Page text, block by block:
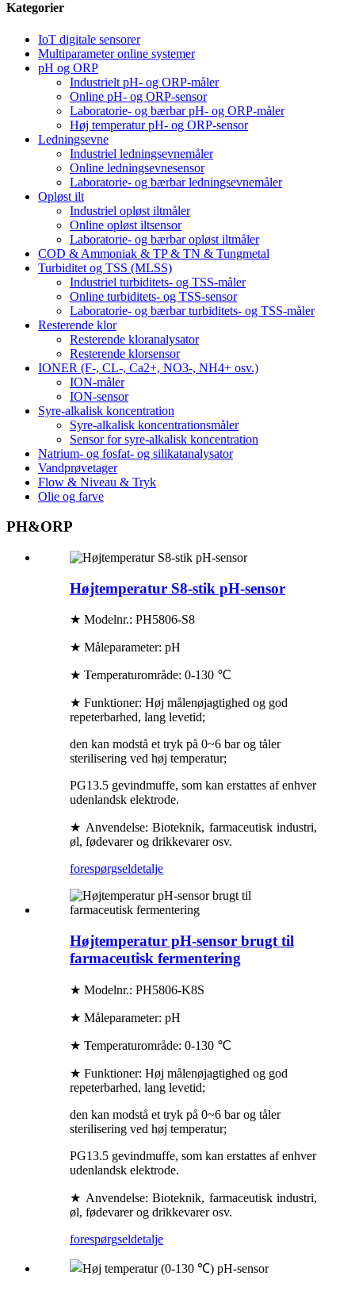
Kategorier
IoT digitale sensorer
Multiparameter online systemer
pH og ORP
Industrielt pH- og ORP-måler
Online pH- og ORP-sensor
Laboratorie- og bærbar pH- og ORP-måler
Høj temperatur pH- og ORP-sensor
Ledningsevne
Industriel ledningsevnemåler
Online ledningsevnesensor
Laboratorie- og bærbar ledningsevnemåler
Opløst ilt
Industriel opløst iltmåler
Online opløst iltsensor
Laboratorie- og bærbar opløst iltmåler
COD & Ammoniak & TP & TN & Tungmetal
Turbiditet og TSS (MLSS)
Industriel turbiditets- og TSS-måler
Online turbiditets- og TSS-sensor
Laboratorie- og bærbar turbiditets- og TSS-måler
Resterende klor
Resterende kloranalysator
Resterende klorsensor
IONER (F-, CL-, Ca2+, NO3-, NH4+ osv.)
ION-måler
ION-sensor
Syre-alkalisk koncentration
Syre-alkalisk koncentrationsmåler
Sensor for syre-alkalisk koncentration
Natrium- og fosfat- og silikatanalysator
Vandprøvetager
Flow & Niveau & Tryk
Olie og farve
PH&ORP
Højtemperatur S8-stik pH-sensor
★ Modelnr.: PH5806-S8
★ Måleparameter: pH
★ Temperaturområde: 0-130 ℃
★ Funktioner: Høj målenøjagtighed og god
repeterbarhed, lang levetid;
den kan modstå et tryk på 0~6 bar og tåler
sterilisering ved høj temperatur;
PG13.5 gevindmuffe, som kan erstattes af enhver
udenlandsk elektrode.
★ Anvendelse: Bioteknik, farmaceutisk industri,
øl, fødevarer og drikkevarer osv.
forespørgseldetalje
Højtemperatur pH-sensor brugt til
farmaceutisk fermentering
★ Modelnr.: PH5806-K8S
★ Måleparameter: pH
★ Temperaturområde: 0-130 ℃
★ Funktioner: Høj målenøjagtighed og god
repeterbarhed, lang levetid;
den kan modstå et tryk på 0~6 bar og tåler
sterilisering ved høj temperatur;
PG13.5 gevindmuffe, som kan erstattes af enhver
udenlandsk elektrode.
★ Anvendelse: Bioteknik, farmaceutisk industri,
øl, fødevarer og drikkevarer osv.
forespørgseldetalje